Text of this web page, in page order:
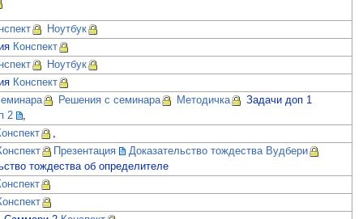
Ноутбук
Конспект
Ноутбук
Конспект
Решения с семинара Методичка
Задачи доп 1
2
,
,
Презентация
Доказательство тождества Вудбери
тождества об определителе